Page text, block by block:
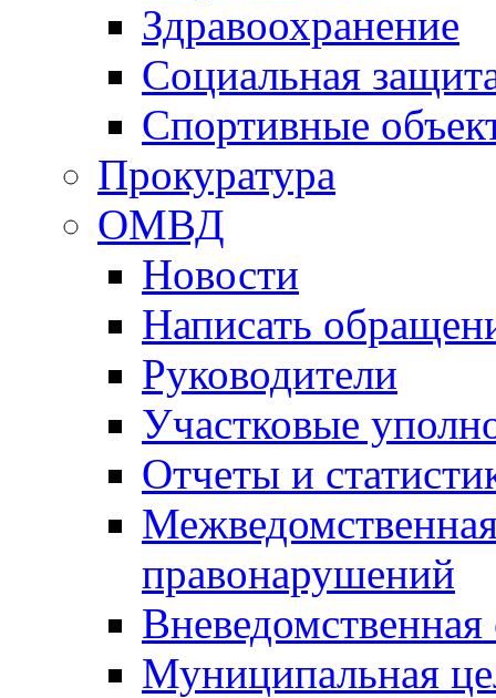
Здравоохранение
Социальная
Спортивные
Прокуратура
ОМВД
Новости
Написать
Руководители
Участковые
Отчеты и
правонарушений
Вневедомственная
Муниципальная